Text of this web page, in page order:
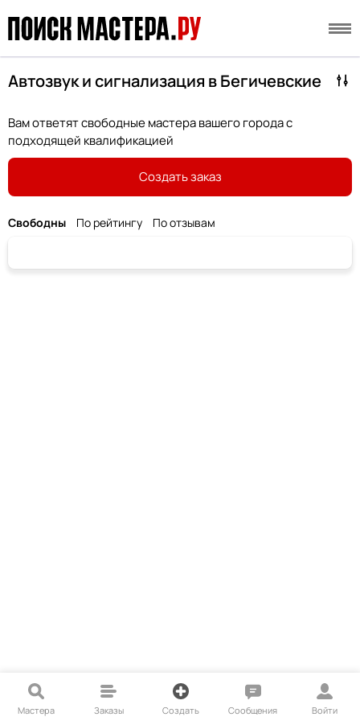
Автозвук и сигнализация в Бегичевские
Вам ответят свободные мастера вашего города с
подходящей квалификацией
Создать заказ
Свободны По рейтингу По отзывам
Мастера Заказы Создать Сообщения Войти